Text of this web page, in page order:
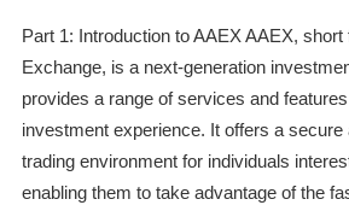
Part 1: Introduction to AAEX AAEX,
Exchange, is a next-generation
provides a range of services and
investment experience. It offers a secure
trading environment for individuals
enabling them to take advantage of the